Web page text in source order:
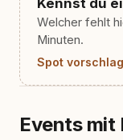
Welcher fehlt
Minuten.
Spot
Events